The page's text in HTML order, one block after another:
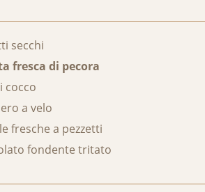
secchi
fresca di pecora
cocco
a velo
fresche a pezzetti
fondente tritato